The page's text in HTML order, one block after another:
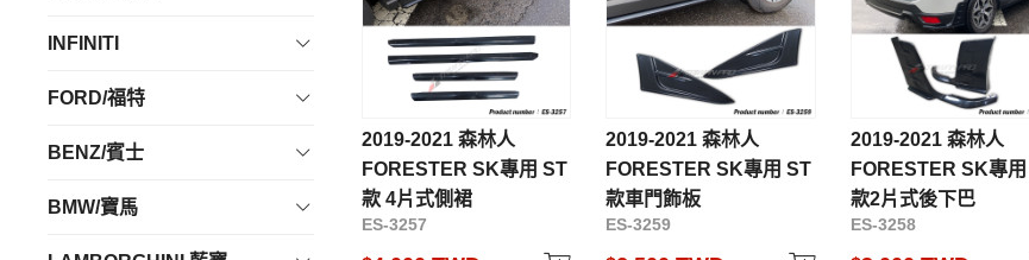
INFINITI
FORD/福特
BENZ/賓士
BMW/寶馬
2019-2021 森林人
FORESTER SK專用 ST
款 4片式側裙
ES-3257
2019-2021 森林人
FORESTER SK專用 ST
款車門飾板
ES-3259
2019-2021 森林人
FORESTER SK專
款2片式後下巴
ES-3258